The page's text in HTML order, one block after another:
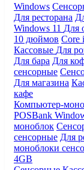
Windows
Для ресторана
Windows 11 Для
10 дюймов Core
Кассовые Для
Для бара Для
сенсорные
Для магазина
кафе
Компьютер-
POSBank
моноблок
сенсорные Для
моноблоки
4GB